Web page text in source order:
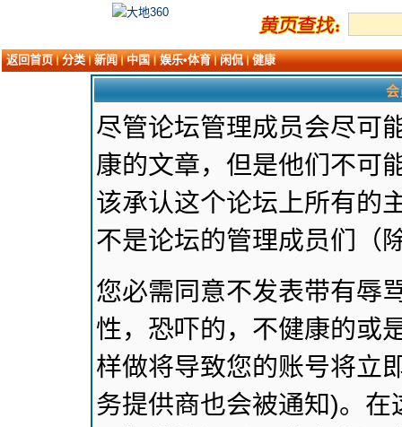
返回首页 分类 新闻 中国 娱乐•体育 闲侃 健康
会
尽管论坛管理成员会尽可
康的文章，但是他们不可
该承认这个论坛上所有的
不是论坛的管理成员们（
您必需同意不发表带有辱
性，恐吓的，不健康的或
样做将导致您的账号将立
务提供商也会被通知)。